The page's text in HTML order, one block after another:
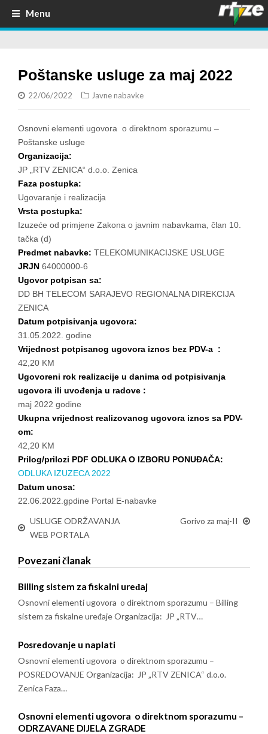
Menu
Poštanske usluge za maj 2022
22/06/2022 Javne nabavke
Osnovni elementi ugovora o direktnom sporazumu –
Poštanske usluge
Organizacija:
JP „RTV ZENICA“ d.o.o. Zenica
Faza postupka:
Ugovaranje i realizacija
Vrsta postupka:
Izuzeće od primjene Zakona o javnim nabavkama, član 10.
tačka (d)
Predmet nabavke: TELEKOMUNIKACIJSKE USLUGE
JRJN 64000000-6
Ugovor potpisan sa:
DD BH TELECOM SARAJEVO REGIONALNA DIREKCIJA
ZENICA
Datum potpisivanja ugovora:
31.05.2022. godine
Vrijednost potpisanog ugovora iznos bez PDV-a :
42,20 KM
Ugovoreni rok realizacije u danima od potpisivanja
ugovora ili uvođenja u radove :
maj 2022 godine
Ukupna vrijednost realizovanog ugovora iznos sa PDV-
om:
42,20 KM
Prilog/prilozi PDF ODLUKA O IZBORU PONUĐAČA:
ODLUKA IZUZECA 2022
Datum unosa:
22.06.2022.gpdine Portal E-nabavke
USLUGE ODRŽAVANJA
WEB PORTALA
Gorivo za maj-II
Povezani članak
Billing sistem za fiskalni uređaj
Osnovni elementi ugovora o direktnom sporazumu – Billing
sistem za fiskalne uređaje Organizacija: JP „RTV…
Posredovanje u naplati
Osnovni elementi ugovora o direktnom sporazumu –
POSREDOVANJE Organizacija: JP „RTV ZENICA“ d.o.o.
Zenica Faza…
Osnovni elementi ugovora o direktnom sporazumu –
ODRZAVANE DIJELA ZGRADE